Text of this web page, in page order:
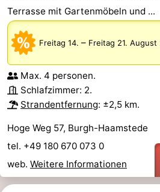
Vlissingen
-
Middelburg
Wetter
Kontakt
Terrasse mit Gartenmöbeln und ...
Freitag 14. – Freitag 21. August
Max. 4 personen.
Schlafzimmer: 2.
Strandentfernung: ±2,5 km.
Hoge Weg 57, Burgh-Haamstede
tel. +49 180 670 073 0
web. Weitere Informationen